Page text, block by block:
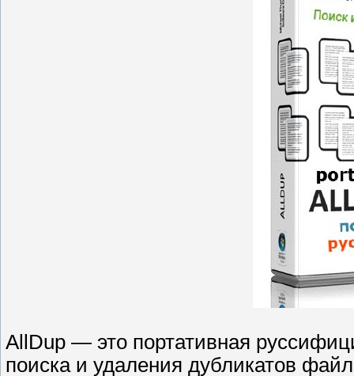
AllDup — это портативная
поиска и удаления дубликатов